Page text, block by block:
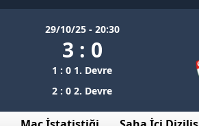
29/10/25 - 20:30
3 : 0
1 : 0 1. Devre
2 : 0 2. Devre